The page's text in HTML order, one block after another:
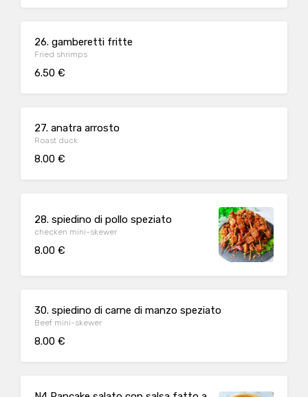
26. gamberetti fritte
Fried shrimps
6.50 €
27. anatra arrosto
Roast duck
8.00 €
28. spiedino di pollo speziato
checken mini-skewer
8.00 €
30. spiedino di carne di manzo speziato
Beef mini-skewer
8.00 €